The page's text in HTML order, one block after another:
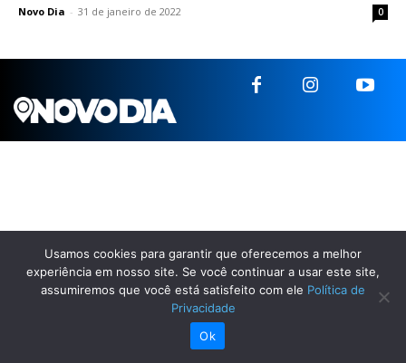
Novo Dia - 31 de janeiro de 2022 0
Usamos cookies para garantir que oferecemos a melhor
experiência em nosso site. Se você continuar a usar este site,
assumiremos que você está satisfeito com ele Política de
Privacidade
Ok